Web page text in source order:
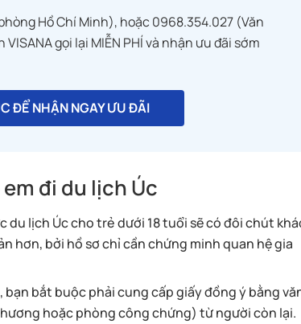
Hồ Chí Minh), hoặc 0968.354.027 (Văn
gọi lại MIỄN PHÍ và nhận ưu đãi sớm
ĐỂ NHẬN NGAY ƯU ĐÃI
đi du lịch Úc
lịch Úc cho trẻ dưới 18 tuổi sẽ có đôi chút
hơn, bởi hồ sơ chỉ cần chứng minh quan hệ gia
bắt buộc phải cung cấp giấy đồng ý bằng
hoặc phòng công chứng) từ người còn lại.